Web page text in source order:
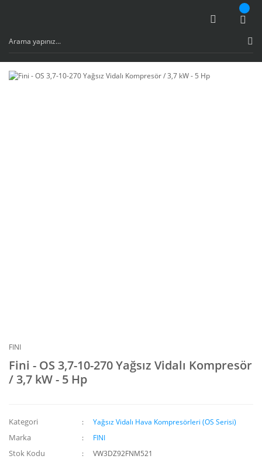
FINI
Fini - OS 3,7-10-270 Yağsız Vidalı Kompresör
/ 3,7 kW - 5 Hp
Kategori Yağsız Vidalı Hava Kompresörleri (OS Serisi)
Marka FINI
Stok Kodu VW3DZ92FNM521